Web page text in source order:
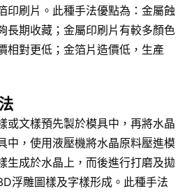
印刷片。此種手法優點為：金屬蝕
長期收藏；金屬印刷片有較多顏色
相對更低；金箔片造價低，生產
或文樣預先製於模具中，再將水晶
中，使用液壓機將水晶原料壓進模
生成於水晶上，而後進行打磨及拋
浮雕圖樣及字樣形成。此種手法